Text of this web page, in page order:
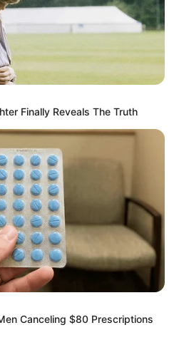
φόβου, με πολλούς πλέον
να απαντήσουν σε
προκλητική ζωή των
οργάνωσης, οι οποίοι
με μηδενικό
με πολυτελή οχήματα
κινητών τηλεφώνων. Οι
στη δικαιοσύνη, ενώ
προσοχή των πολιτών
Finally Reveals The Truth
Canceling $80 Prescriptions